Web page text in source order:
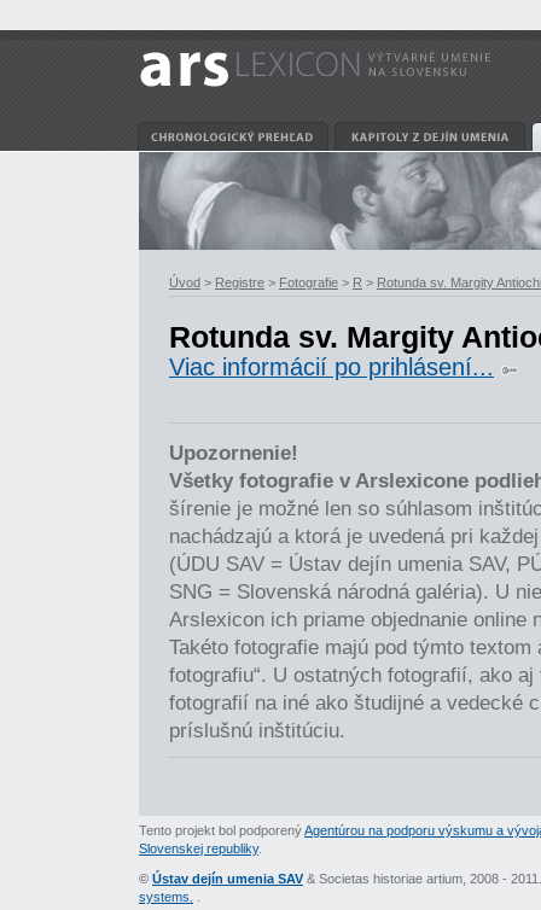
Úvod > Registre > Fotografie > R > Rotunda sv. Margity
Rotunda sv. Margity
Viac informácií po prihlásení...
Upozornenie!
Všetky fotografie v Arslexicone
šírenie je možné len so súhlasom
nachádzajú a ktorá je uvedená pri
(ÚDU SAV = Ústav dejín umenia SAV,
SNG = Slovenská národná galéria). U
Arslexicon ich priame objednanie online
Takéto fotografie majú pod týmto
fotografiu“. U ostatných fotografií, ako
fotografií na iné ako študijné a vedecké
príslušnú inštitúciu.
Tento projekt bol podporenýAgentúrou na podporu výskumu a
Slovenskej republiky.
© Ústav dejín umenia SAV & Societas historiae artium, 2008 -
systems.